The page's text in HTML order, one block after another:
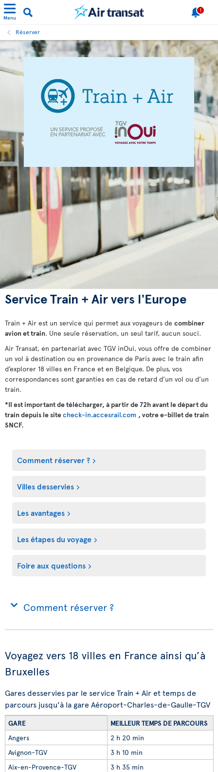
Menu
1
Réserver
Service Train + Air vers l'Europe
Train + Air est un service qui permet aux voyageurs de combiner
avion et train. Une seule réservation, un seul tarif, aucun souci.
Air Transat, en partenariat avec TGV inOui, vous offre de combiner
un vol à destination ou en provenance de Paris avec le train afin
d’explorer 18 villes en France et en Belgique. De plus, vos
correspondances sont garanties en cas de retard d’un vol ou d’un
train.
*Il est important de télécharger, à partir de 72h avant le départ du
train depuis le sitecheck-in.accesrail.com , votre e-billet de train
SNCF.
Comment réserver ?
Villes desservies
Les avantages
Les étapes du voyage
Foire aux questions
Comment réserver ?
Voyagez vers 18 villes en France ainsi qu’à
Bruxelles
Gares desservies par le service Train + Air et temps de
parcours jusqu'à la gare Aéroport-Charles-de-Gaulle-TGV
GARE
MEILLEUR TEMPS DE PARCOURS
Angers
2 h 20 min
Avignon-TGV
3 h 10 min
Aix-en-Provence-TGV
3 h 35 min